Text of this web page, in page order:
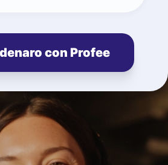
con Profee